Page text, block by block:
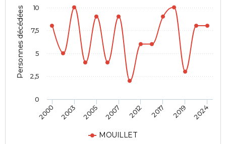
Personnes décédées
MOUILLET
2000 2003 2005 2007 2012 2017 2019 2024
0
2,5
5
7,5
10